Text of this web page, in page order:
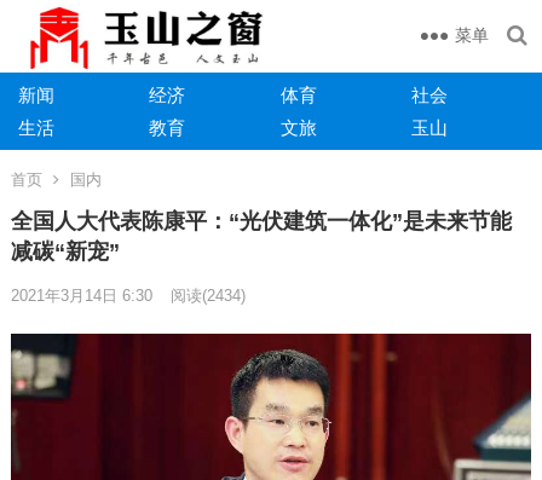
菜单
新闻 经济 体育
社会
生活
教育 文旅 玉山
首页 国内
全国人大代表陈康平：“光伏建筑一体化”是未来节能
减碳“新宠”
2021年3月14日 6:30 阅读(2434)